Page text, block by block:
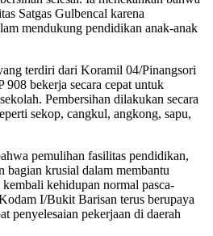
Satgas Gulbencal karena
mendukung pendidikan anak-anak
terdiri dari Koramil 04/Pinangsori
bekerja secara cepat untuk
Pembersihan dilakukan secara
sekop, cangkul, angkong, sapu,
pemulihan fasilitas pendidikan,
bagian krusial dalam membantu
kehidupan normal pasca-
I/Bukit Barisan terus berupaya
penyelesaian pekerjaan di daerah